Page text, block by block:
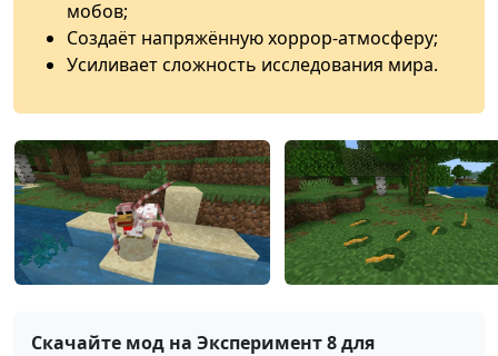
мобов;
Создаёт напряжённую хоррор-атмосферу;
Усиливает сложность исследования мира.
Скачайте мод на Эксперимент 8 для